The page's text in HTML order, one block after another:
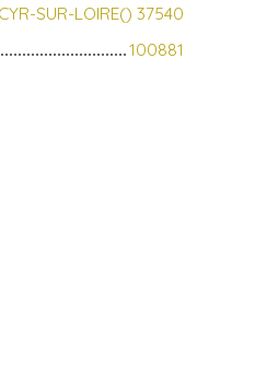
SUR-LOIRE() 37540
100881